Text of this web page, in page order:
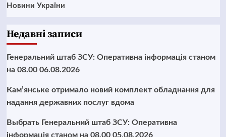
Новини України
Недавні записи
Генеральний штаб ЗСУ: Оперативна інформація станом
на 08.00 06.08.2026
Кам’янське отримало новий комплект обладнання для
надання державних послуг вдома
Выбрать Генеральний штаб ЗСУ: Оперативна
інформація станом на 08.00 05.08.2026